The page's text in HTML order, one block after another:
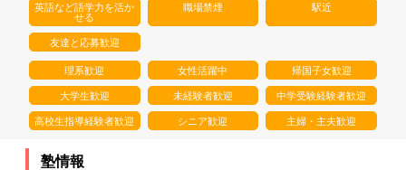
英語など語学力を活か
せる
職場禁煙 駅近
友達と応募歓迎
理系歓迎 女性活躍中 帰国子女歓迎
大学生歓迎 未経験者歓迎 中学受験経験者歓迎
高校生指導経験者歓迎 シニア歓迎 主婦・主夫歓迎
塾情報